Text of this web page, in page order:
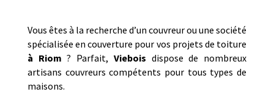
Vous êtes à la recherche d’un couvreur ou une société
spécialisée en couverture pour vos projets de toiture
à Riom ? Parfait, Viebois dispose de nombreux
artisans couvreurs compétents pour tous types de
maisons.